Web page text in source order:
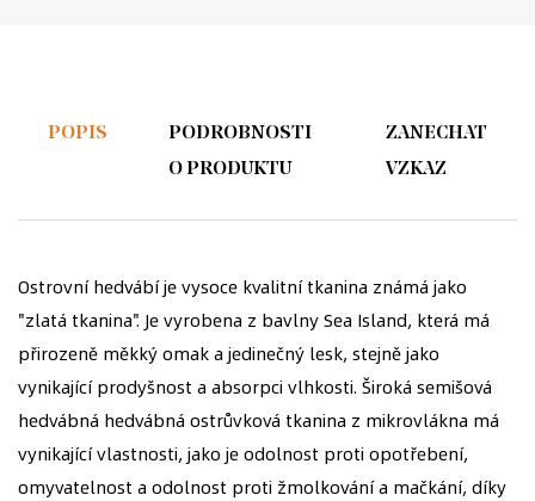
POPIS
PODROBNOSTI
O PRODUKTU
ZANECHAT
VZKAZ
Ostrovní hedvábí je vysoce kvalitní tkanina známá jako
"zlatá tkanina". Je vyrobena z bavlny Sea Island, která má
přirozeně měkký omak a jedinečný lesk, stejně jako
vynikající prodyšnost a absorpci vlhkosti. Široká semišová
hedvábná hedvábná ostrůvková tkanina z mikrovlákna má
vynikající vlastnosti, jako je odolnost proti opotřebení,
omyvatelnost a odolnost proti žmolkování a mačkání, díky